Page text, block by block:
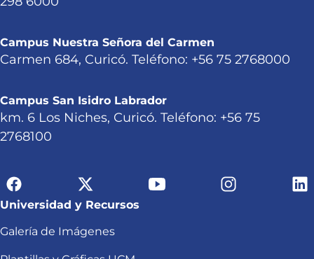
Campus Nuestra Señora del Carmen
Carmen 684, Curicó. Teléfono: +56 75 2768000
Campus San Isidro Labrador
km. 6 Los Niches, Curicó. Teléfono: +56 75
2768100
Universidad y Recursos
Galería de Imágenes